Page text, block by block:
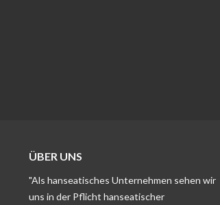
ÜBER UNS
"Als hanseatisches Unternehmen sehen wir
uns in der Pflicht hanseatischer